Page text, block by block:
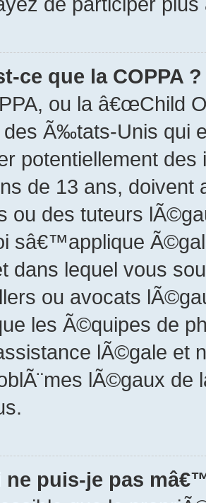
ce que la COPPA ?
ou la â€œChild
des Ã‰tats-Unis qui
potentiellement
de 13 ans,
ou des tuteurs
sâ€™applique
dans lequel vous
ou avocats
les Ã©quipes de
lÃ©gale et
lÃ©gaux
ne puis-je pas